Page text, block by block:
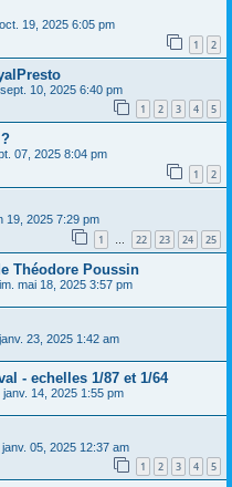
19, 2025 6:05 pm
1 2
10, 2025 6:40 pm
1 2 3 4 5
07, 2025 8:04 pm
1 2
19, 2025 7:29 pm
1 … 22 23 24 25
Théodore Poussin
mai 18, 2025 3:57 pm
23, 2025 1:42 am
- echelles 1/87 et 1/64
janv. 14, 2025 1:55 pm
janv. 05, 2025 12:37 am
1 2 3 4 5